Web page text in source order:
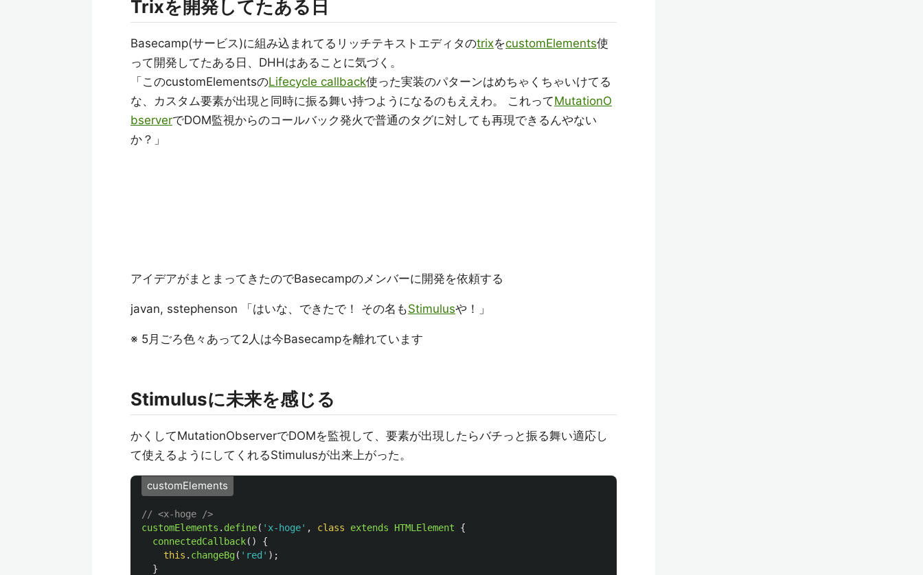
Trixを開発してたある日
Basecamp(サービス)に組み込まれてるリッチテキストエディタのtrixをcustomElements使
って開発してたある日、DHHはあることに気づく。
「このcustomElementsのLifecycle callback使った実装のパターンはめちゃくちゃいけてる
な、カスタム要素が出現と同時に振る舞い持つようになるのもええわ。 これってMutationO
bserverでDOM監視からのコールバック発火で普通のタグに対しても再現できるんやない
か？」
アイデアがまとまってきたのでBasecampのメンバーに開発を依頼する
javan, sstephenson 「はいな、できたで！ その名もStimulusや！」
※ 5月ごろ色々あって2人は今Basecampを離れています
Stimulusに未来を感じる
かくしてMutationObserverでDOMを監視して、要素が出現したらバチっと振る舞い適応し
て使えるようにしてくれるStimulusが出来上がった。
customElements
// <x-hoge />
customElements . define( ' x-hoge' , class extends HTMLElement
{
connectedCallback()
{
this . changeBg( ' red ' );
}